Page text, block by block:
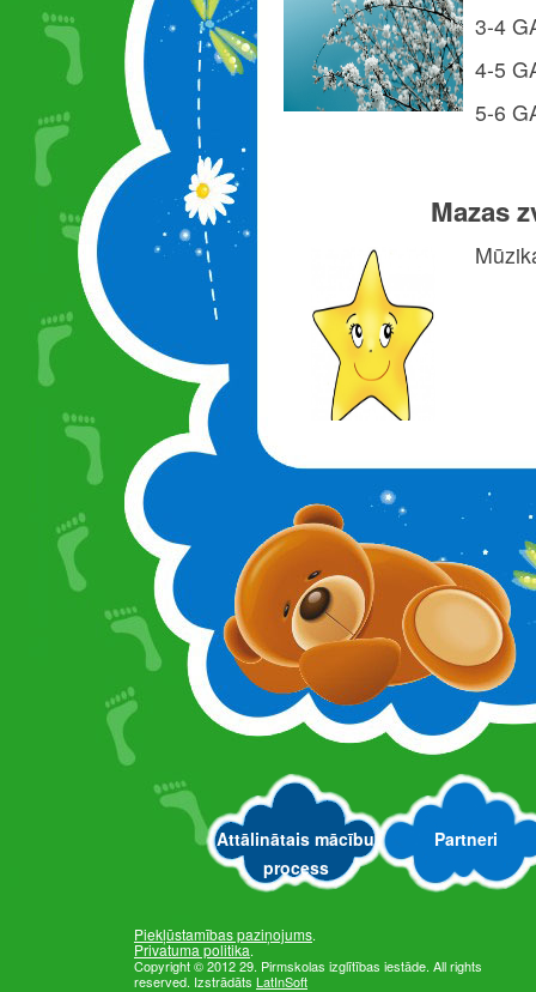
3-4
4-5
5-6
Mazas
Mācību procesa
1-2 GADI (06.04.2020 -
2-3 GADI (14.04.2020-
3-4 GADI (14.04.2020-
4-5 GADI (14.04.2020-
5-6 GADI (14.04.2020-
Attālinātais mācību
process
Partneri
Piekļūstamības paziņojums.
Privatuma politika.
Copyright © 2012 29. Pirmskolas izglītības iestāde. All rights
reserved. Izstrādāts LatInSoft